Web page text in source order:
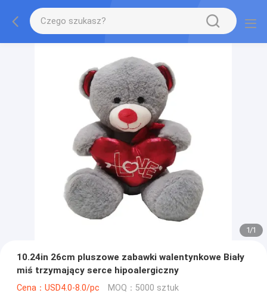
1/1
10.24in 26cm pluszowe zabawki walentynkowe Biały
miś trzymający serce hipoalergiczny
Cena：USD4.0-8.0/pc MOQ：5000 sztuk